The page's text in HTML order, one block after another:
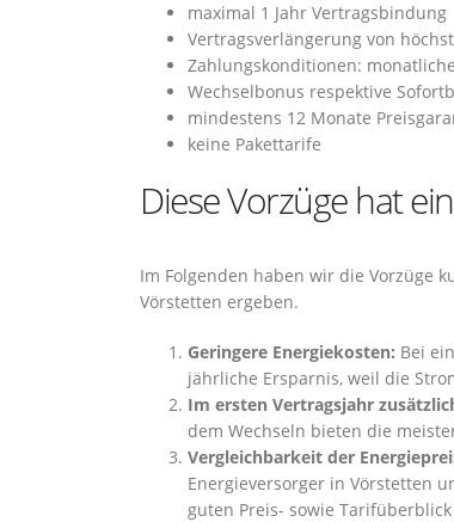
maximal 1 Jahr Vertragsbindung
Vertragsverlängerung von
Zahlungskonditionen:
Wechselbonus respektive
mindestens 12 Monate
keine Pakettarife
Diese Vorzüge hat
Im Folgenden haben wir die Vorzüge
Vörstetten ergeben.
Geringere Energiekosten: Bei
jährliche Ersparnis, weil die
Im ersten Vertragsjahr
dem Wechseln bieten die
Vergleichbarkeit der
Energieversorger in Vörstetten
guten Preis- sowie